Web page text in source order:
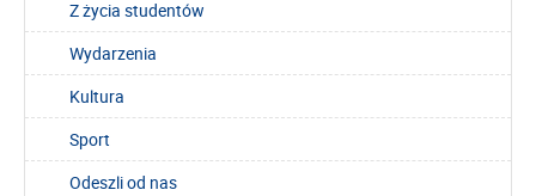
Z życia studentów
Wydarzenia
Kultura
Sport
Odeszli od nas